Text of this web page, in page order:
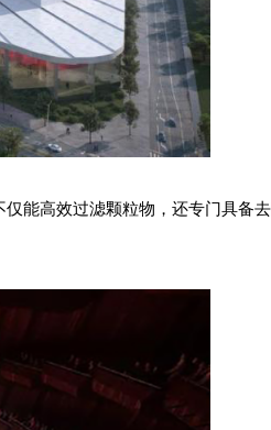
能高效过滤颗粒物，还专门具备